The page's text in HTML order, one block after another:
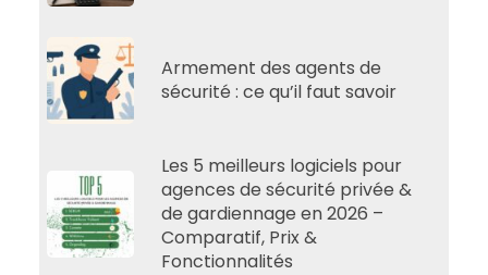
Armement des agents de
sécurité : ce qu’il faut savoir
Les 5 meilleurs logiciels pour
agences de sécurité privée &
de gardiennage en 2026 –
Comparatif, Prix &
Fonctionnalités